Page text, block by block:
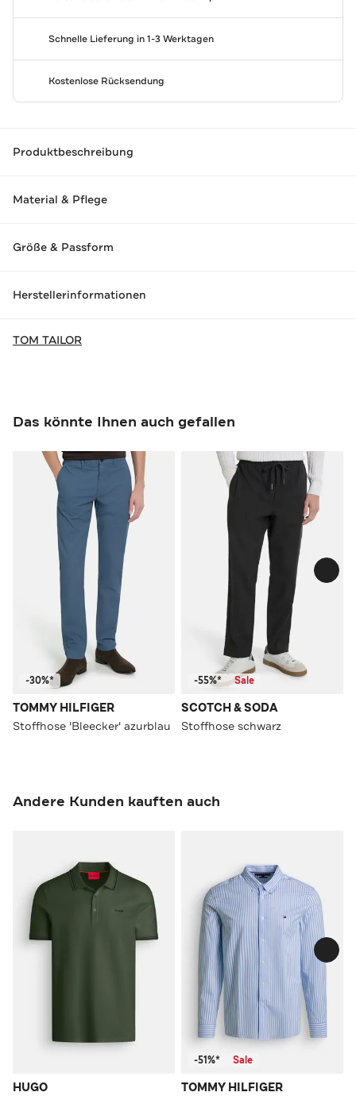
Schnelle Lieferung in 1-3 Werktagen
Kostenlose Rücksendung
Produktbeschreibung
Material & Pflege
Größe & Passform
Herstellerinformationen
TOM TAILOR
Das könnte Ihnen auch gefallen
-30%*
TOMMY HILFIGER
Stoffhose 'Bleecker' azurblau
-55%* Sale
SCOTCH & SODA
Stoffhose schwarz
Andere Kunden kauften auch
HUGO
-51%* Sale
TOMMY HILFIGER